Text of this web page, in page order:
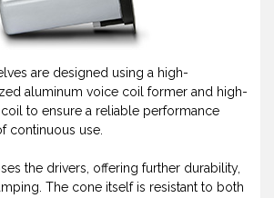
are designed using a high-
aluminum voice coil former and high-
to ensure a reliable performance
continuous use.
the drivers, offering further durability,
The cone itself is resistant to both